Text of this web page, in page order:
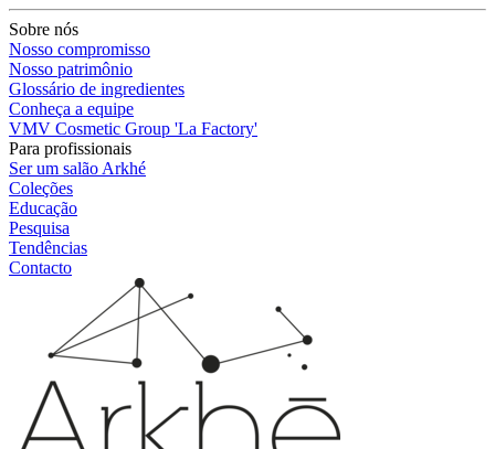
Sobre nós
Nosso compromisso
Nosso patrimônio
Glossário de ingredientes
Conheça a equipe
VMV Cosmetic Group 'La Factory'
Para profissionais
Ser um salão Arkhé
Coleções
Educação
Pesquisa
Tendências
Contacto